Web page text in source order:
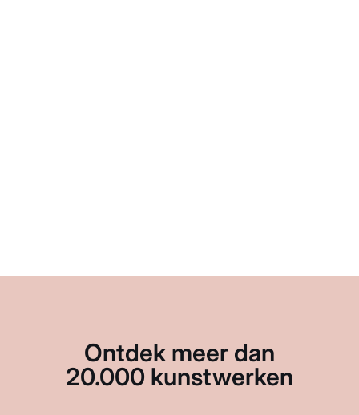
Ontdek meer dan
20.000 kunstwerken